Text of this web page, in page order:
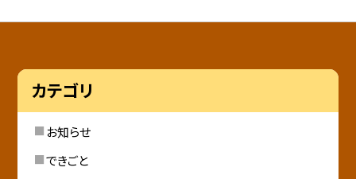
カテゴリ
お知らせ
できごと